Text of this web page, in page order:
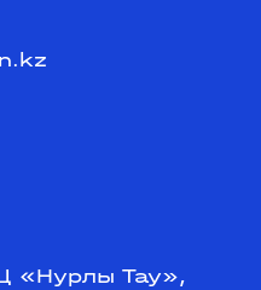
«Нурлы Тау»,